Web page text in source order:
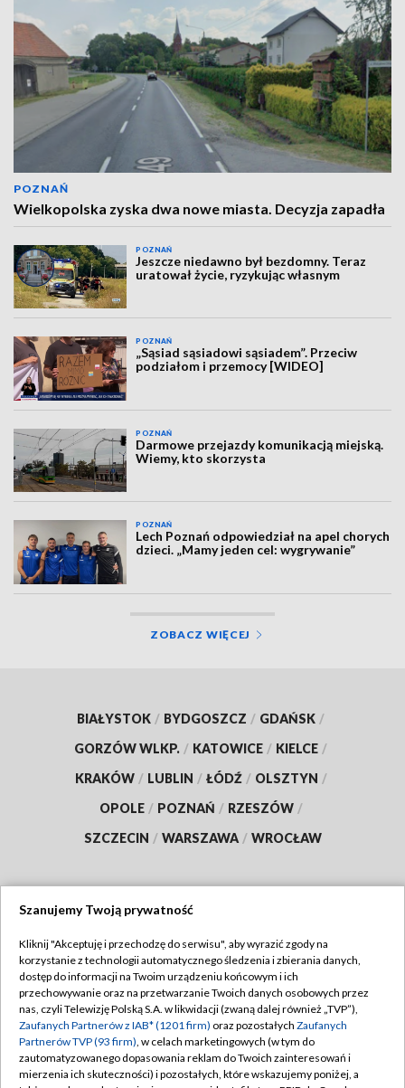
POZNAŃ
Wielkopolska zyska dwa nowe miasta. Decyzja zapadła
POZNAŃ
Jeszcze niedawno był bezdomny. Teraz
uratował życie, ryzykując własnym
POZNAŃ
„Sąsiad sąsiadowi sąsiadem”. Przeciw
podziałom i przemocy [WIDEO]
POZNAŃ
Darmowe przejazdy komunikacją miejską.
Wiemy, kto skorzysta
POZNAŃ
Lech Poznań odpowiedział na apel chorych
dzieci. „Mamy jeden cel: wygrywanie”
ZOBACZ WIĘCEJ
BIAŁYSTOK / BYDGOSZCZ / GDAŃSK /
GORZÓW WLKP. / KATOWICE / KIELCE /
KRAKÓW / LUBLIN / ŁÓDŹ / OLSZTYN /
OPOLE / POZNAŃ / RZESZÓW /
SZCZECIN / WARSZAWA / WROCŁAW
TVP
Abonament TVP
Emisja w TVP
Centrum informacji TVP
Naziemna Telewizja Cyfrowa
Regulamin TVP
Polityka prywatności
Moje zgody
Szanujemy Twoją prywatność
Kliknij "Akceptuję i przechodzę do serwisu", aby wyrazić zgody na
korzystanie z technologii automatycznego śledzenia i zbierania danych,
dostęp do informacji na Twoim urządzeniu końcowym i ich
przechowywanie oraz na przetwarzanie Twoich danych osobowych przez
nas, czyli Telewizję Polską S.A. w likwidacji (zwaną dalej również „TVP”),
Zaufanych Partnerów z IAB* (1201 firm) oraz pozostałych Zaufanych
Partnerów TVP (93 firm), w celach marketingowych (w tym do
zautomatyzowanego dopasowania reklam do Twoich zainteresowań i
mierzenia ich skuteczności) i pozostałych, które wskazujemy poniżej, a